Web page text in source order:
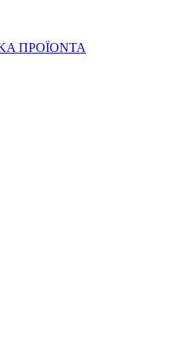
ΠΡΟΪΟΝΤΑ